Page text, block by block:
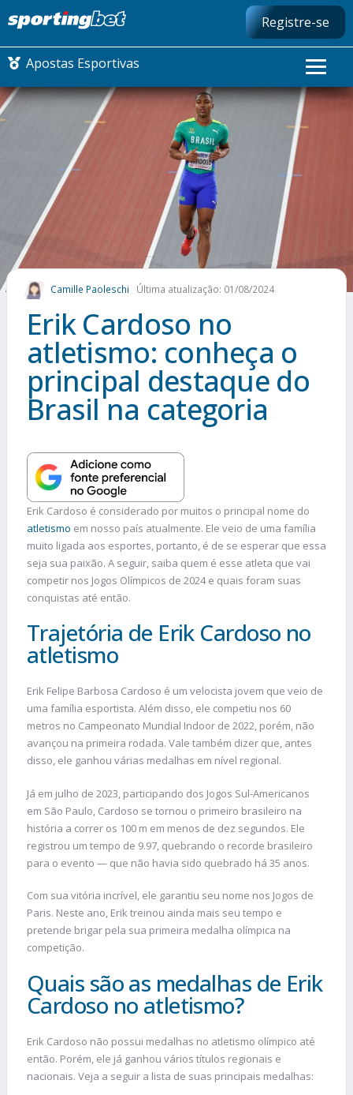
Registre-se
Apostas Esportivas
CONMEBOL LIBERTADORES
FUTEBOL NACIONAL
FUTEBOL INTERNACIONAL
COMO APOSTAR
MAIS ESPORTES
Camille Paoleschi Última atualização: 01/08/2024
Erik Cardoso no
atletismo: conheça o
principal destaque do
Brasil na categoria
Erik Cardoso é considerado por muitos o principal nome do
atletismo em nosso país atualmente. Ele veio de uma família
muito ligada aos esportes, portanto, é de se esperar que essa
seja sua paixão. A seguir, saiba quem é esse atleta que vai
competir nos Jogos Olímpicos de 2024 e quais foram suas
conquistas até então.
Trajetória de Erik Cardoso no
atletismo
Erik Felipe Barbosa Cardoso é um velocista jovem que veio de
uma família esportista. Além disso, ele competiu nos 60
metros no Campeonato Mundial Indoor de 2022, porém, não
avançou na primeira rodada. Vale também dizer que, antes
disso, ele ganhou várias medalhas em nível regional.
Já em julho de 2023, participando dos Jogos Sul-Americanos
em São Paulo, Cardoso se tornou o primeiro brasileiro na
história a correr os 100 m em menos de dez segundos. Ele
registrou um tempo de 9.97, quebrando o recorde brasileiro
para o evento — que não havia sido quebrado há 35 anos.
Com sua vitória incrível, ele garantiu seu nome nos Jogos de
Paris. Neste ano, Erik treinou ainda mais seu tempo e
pretende brigar pela sua primeira medalha olímpica na
competição.
Quais são as medalhas de Erik
Cardoso no atletismo?
Erik Cardoso não possui medalhas no atletismo olímpico até
então. Porém, ele já ganhou vários títulos regionais e
nacionais. Veja a seguir a lista de suas principais medalhas: